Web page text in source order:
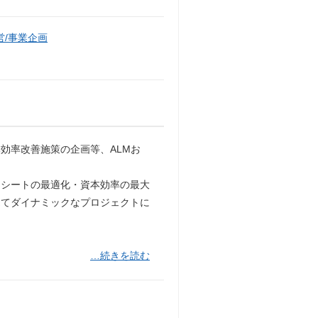
/事業企画
率改善施策の企画等、ALMお
ートの最適化・資本効率の最大
ダイナミックなプロジェクトに
…続きを読む